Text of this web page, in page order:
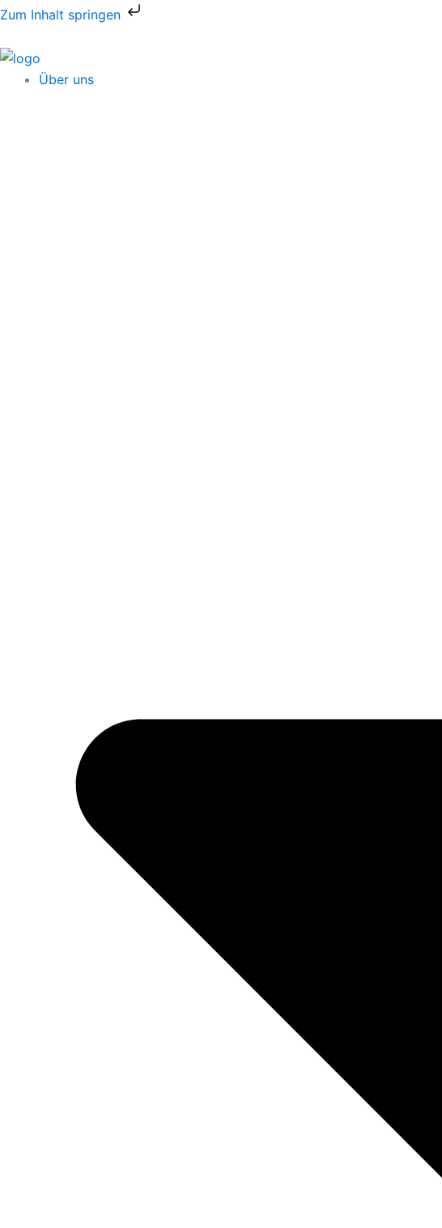
Zum Inhalt springen
Zum
springen
Über uns